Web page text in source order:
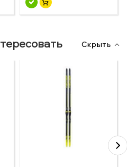
Скрыть